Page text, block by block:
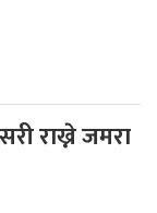
राख्ने जमरा